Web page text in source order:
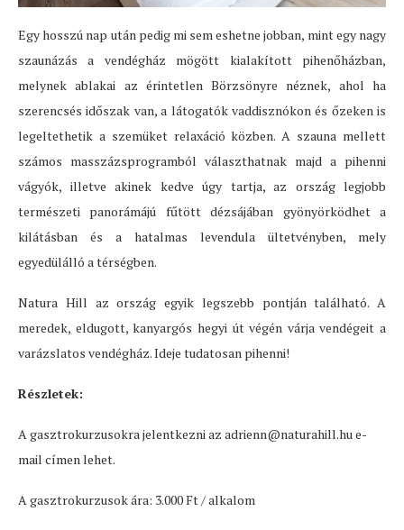
Egy hosszú nap után pedig mi sem eshetne jobban, mint egy nagy
szaunázás a vendégház mögött kialakított pihenőházban,
melynek ablakai az érintetlen Börzsönyre néznek, ahol ha
szerencsés időszak van, a látogatók vaddisznókon és őzeken is
legeltethetik a szemüket relaxáció közben. A szauna mellett
számos masszázsprogramból választhatnak majd a pihenni
vágyók, illetve akinek kedve úgy tartja, az ország legjobb
természeti panorámájú fűtött dézsájában gyönyörködhet a
kilátásban és a hatalmas levendula ültetvényben, mely
egyedülálló a térségben.
Natura Hill az ország egyik legszebb pontján található. A
meredek, eldugott, kanyargós hegyi út végén várja vendégeit a
varázslatos vendégház. Ideje tudatosan pihenni!
Részletek:
A gasztrokurzusokra jelentkezni az adrienn@naturahill.hu e-
mail címen lehet.
A gasztrokurzusok ára: 3.000 Ft / alkalom